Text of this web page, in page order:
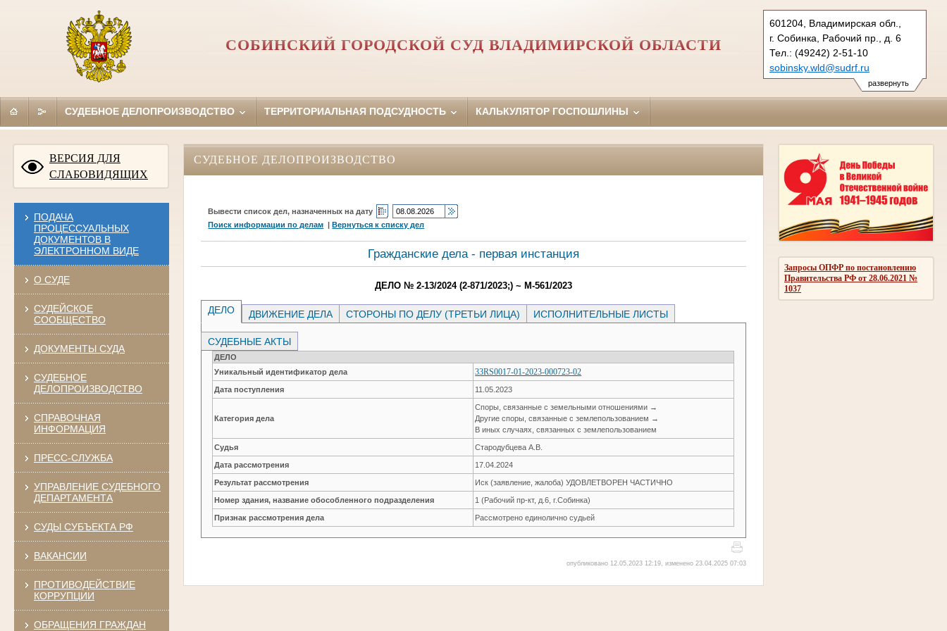
развернуть
601204, Владимирская обл.,
г. Собинка, Рабочий пр., д. 6
Тел.: (49242) 2-51-10
sobinsky.wld@sudrf.ru
СОБИНСКИЙ ГОРОДСКОЙ СУД ВЛАДИМИРСКОЙ ОБЛАСТИ
СУДЕБНОЕ ДЕЛОПРОИЗВОДСТВО ТЕРРИТОРИАЛЬНАЯ ПОДСУДНОСТЬ КАЛЬКУЛЯТОР ГОСПОШЛИНЫ
ВЕРСИЯ ДЛЯ
СЛАБОВИДЯЩИХ
ПОДАЧА
ПРОЦЕССУАЛЬНЫХ
ДОКУМЕНТОВ В
ЭЛЕКТРОННОМ ВИДЕ
О СУДЕ
СУДЕЙСКОЕ
СООБЩЕСТВО
ДОКУМЕНТЫ СУДА
СУДЕБНОЕ
ДЕЛОПРОИЗВОДСТВО
СПРАВОЧНАЯ
ИНФОРМАЦИЯ
ПРЕСС-СЛУЖБА
УПРАВЛЕНИЕ СУДЕБНОГО
ДЕПАРТАМЕНТА
СУДЫ СУБЪЕКТА РФ
ВАКАНСИИ
ПРОТИВОДЕЙСТВИЕ
КОРРУПЦИИ
ОБРАЩЕНИЯ ГРАЖДАН
Запросы ОПФР по постановлению
Правительства РФ от 28.06.2021 №
1037
СУДЕБНОЕ ДЕЛОПРОИЗВОДСТВО
Вывести список дел, назначенных на дату
Поиск информации по делам |Вернуться к списку дел
Гражданские дела - первая инстанция
ДЕЛО № 2-13/2024 (2-871/2023;) ~ М-561/2023
ДЕЛО ДВИЖЕНИЕ ДЕЛА СТОРОНЫ ПО ДЕЛУ (ТРЕТЬИ ЛИЦА) ИСПОЛНИТЕЛЬНЫЕ ЛИСТЫ
СУДЕБНЫЕ АКТЫ
ДЕЛО
Уникальный идентификатор дела
33RS0017-01-2023-000723-02
Дата поступления 11.05.2023
Категория дела
Споры, связанные с земельными отношениями →
Другие споры, связанные с землепользованием →
В иных случаях, связанных с землепользованием
Судья Стародубцева А.В.
Дата рассмотрения 17.04.2024
Результат рассмотрения Иск (заявление, жалоба) УДОВЛЕТВОРЕН ЧАСТИЧНО
Номер здания, название обособленного подразделения 1 (Рабочий пр-кт, д.6, г.Собинка)
Признак рассмотрения дела Рассмотрено единолично судьей
опубликовано 12.05.2023 12:19, изменено 23.04.2025 07:03